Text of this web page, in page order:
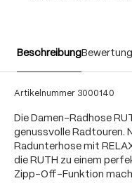
Beschreibung
Artikelnummer 3000140
Die Damen-Radhose
genussvolle Radtouren.
Radunterhose mit
die RUTH zu einem
Zipp-Off-Funktion